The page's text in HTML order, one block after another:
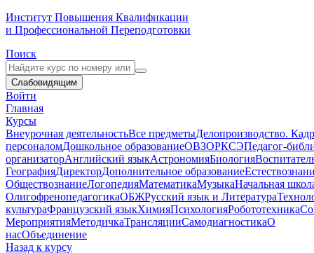
Институт Повышения Квалификации
и Профессиональной Переподготовки
Поиск
Слабовидящим
Войти
Главная
Курсы
Внеурочная деятельностьВсе предметыДелопроизводство.
персоналомДошкольное образованиеОВЗОРКСЭПедагог-
организаторАнглийский языкАстрономияБиология
ГеографияДиректорДополнительное образование
ОбществознаниеЛогопедияМатематикаМузыкаНачальная
ОлигофренопедагогикаОБЖРусский язык и Литература
культураФранцузский языкХимияПсихологияРобототехника
МероприятияМетодичкаТрансляцииСамодиагностикаО
насОбъединение
Назад к курсу